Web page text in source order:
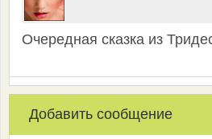
Очередная сказка из
Добавить сообщение